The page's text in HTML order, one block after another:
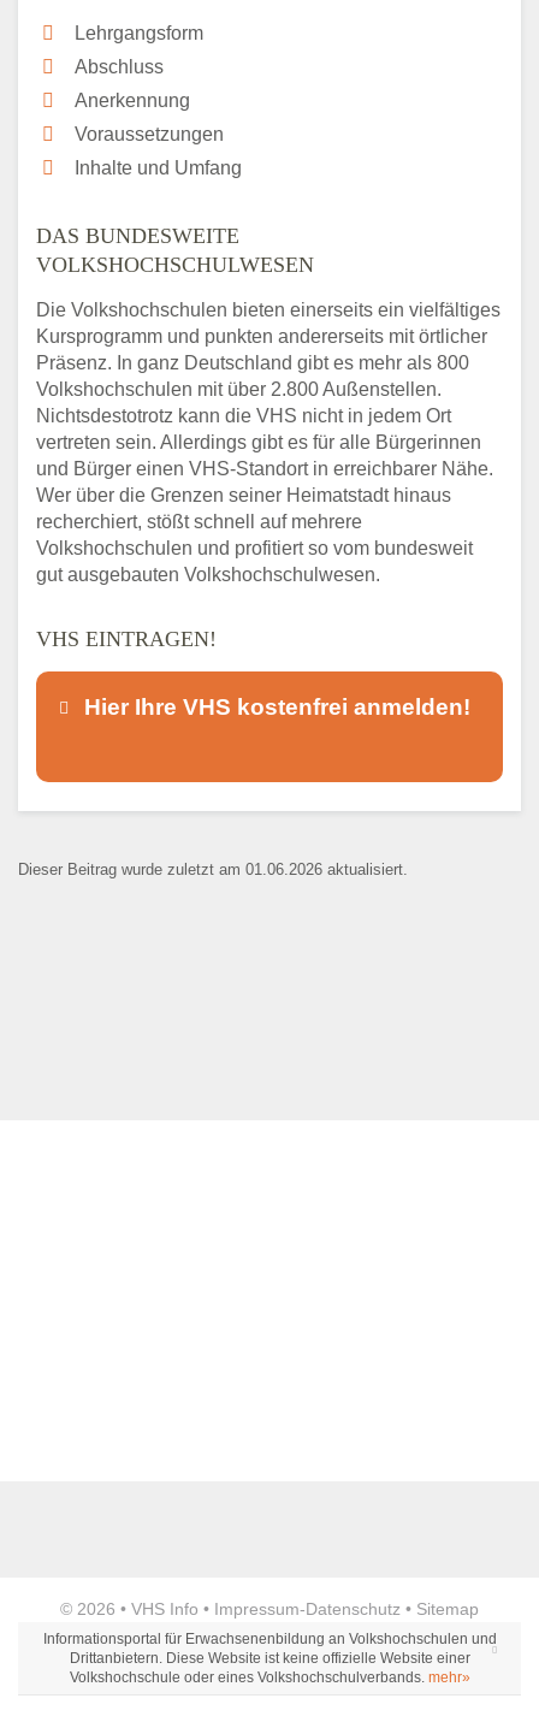
Lehrgangsform
Abschluss
Anerkennung
Voraussetzungen
Inhalte und Umfang
DAS BUNDESWEITE
VOLKSHOCHSCHULWESEN
Die Volkshochschulen bieten einerseits ein vielfältiges
Kursprogramm und punkten andererseits mit örtlicher
Präsenz. In ganz Deutschland gibt es mehr als 800
Volkshochschulen mit über 2.800 Außenstellen.
Nichtsdestotrotz kann die VHS nicht in jedem Ort
vertreten sein. Allerdings gibt es für alle Bürgerinnen
und Bürger einen VHS-Standort in erreichbarer Nähe.
Wer über die Grenzen seiner Heimatstadt hinaus
recherchiert, stößt schnell auf mehrere
Volkshochschulen und profitiert so vom bundesweit
gut ausgebauten Volkshochschulwesen.
VHS EINTRAGEN!
Hier Ihre VHS kostenfrei anmelden!
Kontaktaufnahme und ist nicht
Webseite
Dieser Beitrag wurde zuletzt am 01.06.2026 aktualisiert.
© 2026 • VHS Info • Impressum-Datenschutz • Sitemap
Informationsportal für Erwachsenenbildung an Volkshochschulen und
Drittanbietern. Diese Website ist keine offizielle Website einer
Volkshochschule oder eines Volkshochschulverbands. mehr»